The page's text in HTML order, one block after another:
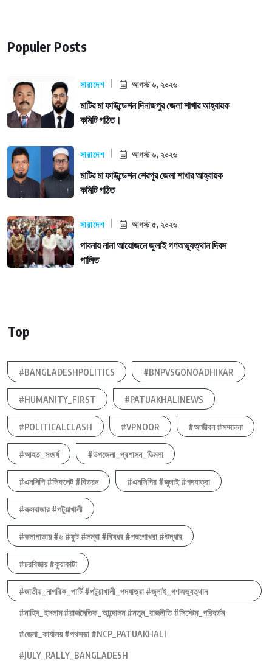
Populer Posts
সারাদেশ আগস্ট ৬, ২০২৬
মাটির মা ফাউন্ডেশন দিনাজপুর জেলা শাখার আহ্বায়ক
কমিটি গঠিত।
সারাদেশ আগস্ট ৬, ২০২৬
মাটির মা ফাউন্ডেশন শেরপুর জেলা শাখার আহ্বায়ক
কমিটি গঠিত
সারাদেশ আগস্ট ৫, ২০২৬
পাবনায় নানা আয়োজনে জুলাই গণঅভ্যুত্থান দিবস
পালিত
Top
#BANGLADESHPOLITICS #BNPVSGONOADHIKAR
#HUMANITY_FIRST #PATUAKHALINEWS
#POLITICALCLASH #VPNOOR #আজীবন #সম্মাননা
#আহত_সংঘর্ষ #উপজেলা_প্রশাসন_ডিমলা
#এনসিপি #লিফলেট #বিতরন #এনসিপির #জুলাই #পদযাত্রা
#কক্সবাজার #পটুয়াখালী
#কলাপাড়ায় #৬ #ফুট #লম্বা #বিষধর #পদ্মগোখরা #উদ্ধার
#চরবিজায় #কুয়াকাটা
#জাতীয়_নাগরিক_পার্টি #পটুয়াখালী_পদযাত্রা #জুলাই_গণঅভ্যুত্থান
#নাহিদ_ইসলাম #রাজনৈতিক_আন্দোলন #নতুন_রাজনীতি #সিস্টেম_পরিবর্তন
#জেলা_কার্যালয় #পথসভা #NCP_PATUAKHALI
#JULY_RALLY_BANGLADESH